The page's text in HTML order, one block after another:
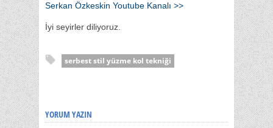
Serkan Özkeskin Youtube Kanalı >>
İyi seyirler diliyoruz.
serbest stil yüzme kol tekniği
YORUM YAZIN